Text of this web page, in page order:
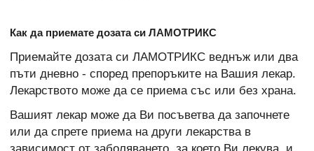
Как да приемате дозата си ЛАМОТРИКС
Приемайте дозата си ЛАМОТРИКС веднъж или два
пъти дневно - според препоръките на Вашия лекар.
Лекарството може да се приема със или без храна.
Вашият лекар може да Ви посъветва да започнете
или да спрете приема на други лекарства в